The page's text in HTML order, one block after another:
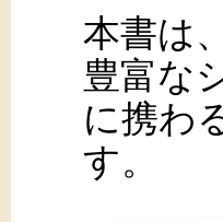
本書は
豊富な
に携わ
す。